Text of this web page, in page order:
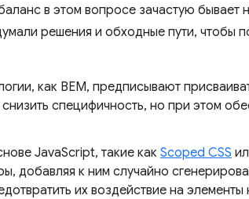
в этом вопросе зачастую
решения и обходные пути, чтобы
как BEM, предписывают
снизить специфичность, но при этом
JavaScript, такие как Scoped CSS
добавляя к ним случайно
их воздействие на